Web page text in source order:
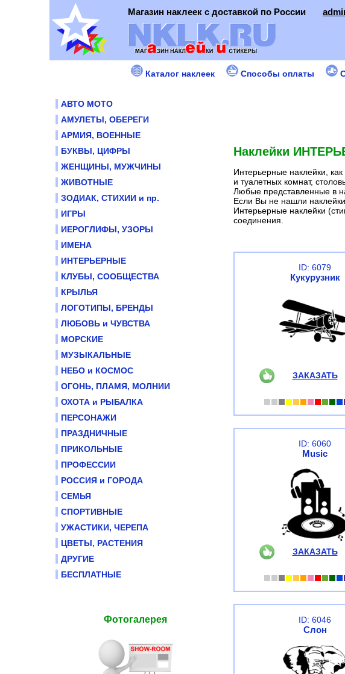
Магазин наклеек с доставкой по России
Каталог наклеек Способы оплаты
АВТО МОТО
АМУЛЕТЫ, ОБЕРЕГИ
АРМИЯ, ВОЕННЫЕ
БУКВЫ, ЦИФРЫ
ЖЕНЩИНЫ, МУЖЧИНЫ
ЖИВОТНЫЕ
ЗОДИАК, СТИХИИ и пр.
ИГРЫ
ИЕРОГЛИФЫ, УЗОРЫ
ИМЕНА
ИНТЕРЬЕРНЫЕ
КЛУБЫ, СООБЩЕСТВА
КРЫЛЬЯ
ЛОГОТИПЫ, БРЕНДЫ
ЛЮБОВЬ и ЧУВСТВА
МОРСКИЕ
МУЗЫКАЛЬНЫЕ
НЕБО и КОСМОС
ОГОНЬ, ПЛАМЯ, МОЛНИИ
ОХОТА и РЫБАЛКА
ПЕРСОНАЖИ
ПРАЗДНИЧНЫЕ
ПРИКОЛЬНЫЕ
ПРОФЕССИИ
РОССИЯ и ГОРОДА
СЕМЬЯ
СПОРТИВНЫЕ
УЖАСТИКИ, ЧЕРЕПА
ЦВЕТЫ, РАСТЕНИЯ
ДРУГИЕ
БЕСПЛАТНЫЕ
Фотогалерея
Наклейки
Интерьерные наклейки,
и туалетных комнат,
Любые представленные в
Если Вы не нашли
Интерьерные наклейки
соединения.
ID: 6079
Кукурузник
ЗАКАЗАТЬ
ID: 6060
Music
ЗАКАЗАТЬ
ID: 6046
Слон